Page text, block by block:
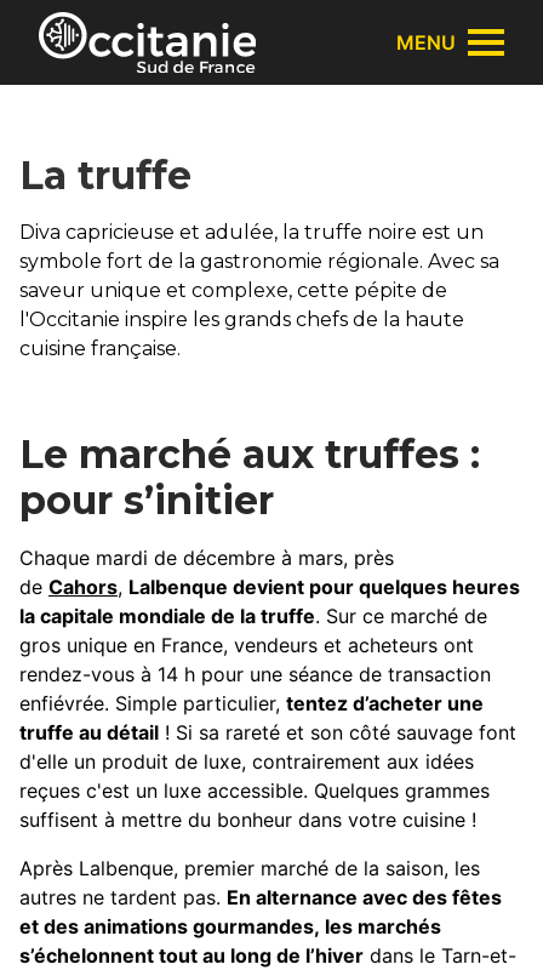
Panneau de gestion des cookies
MENU
La truffe
Diva capricieuse et adulée, la truffe noire est un
symbole fort de la gastronomie régionale. Avec sa
saveur unique et complexe, cette pépite de
l'Occitanie inspire les grands chefs de la haute
cuisine française.
Le marché aux truffes :
pour s’initier
Chaque mardi de décembre à mars, près
de Cahors, Lalbenque devient pour quelques heures
la capitale mondiale de la truffe. Sur ce marché de
gros unique en France, vendeurs et acheteurs ont
rendez-vous à 14 h pour une séance de transaction
enfiévrée. Simple particulier, tentez d’acheter une
truffe au détail ! Si sa rareté et son côté sauvage font
d'elle un produit de luxe, contrairement aux idées
reçues c'est un luxe accessible. Quelques grammes
suffisent à mettre du bonheur dans votre cuisine !
Après Lalbenque, premier marché de la saison, les
autres ne tardent pas. En alternance avec des fêtes
et des animations gourmandes, les marchés
s’échelonnent tout au long de l’hiver dans le Tarn-et-